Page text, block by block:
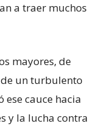
a traer muchos
mayores, de
un turbulento
cauce hacia
y la lucha contra